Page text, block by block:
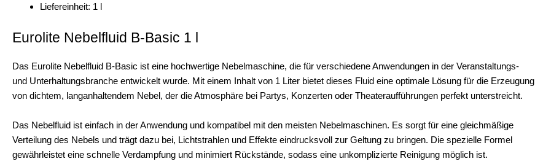
Liefereinheit: 1 l
Eurolite Nebelfluid B-Basic 1 l
Das Eurolite Nebelfluid B-Basic ist eine hochwertige Nebelmaschine, die für verschiedene Anwendungen in der Veranstaltungs-
und Unterhaltungsbranche entwickelt wurde. Mit einem Inhalt von 1 Liter bietet dieses Fluid eine optimale Lösung für die Erzeugung
von dichtem, langanhaltendem Nebel, der die Atmosphäre bei Partys, Konzerten oder Theateraufführungen perfekt unterstreicht.
Das Nebelfluid ist einfach in der Anwendung und kompatibel mit den meisten Nebelmaschinen. Es sorgt für eine gleichmäßige
Verteilung des Nebels und trägt dazu bei, Lichtstrahlen und Effekte eindrucksvoll zur Geltung zu bringen. Die spezielle Formel
gewährleistet eine schnelle Verdampfung und minimiert Rückstände, sodass eine unkomplizierte Reinigung möglich ist.